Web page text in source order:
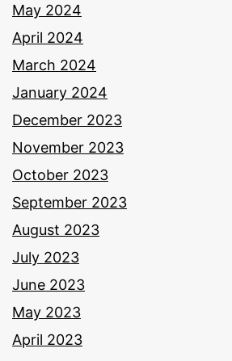
May 2024
April 2024
March 2024
January 2024
December 2023
November 2023
October 2023
September 2023
August 2023
July 2023
June 2023
May 2023
April 2023